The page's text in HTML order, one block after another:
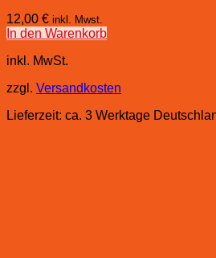
12,00 € inkl. Mwst.
In den Warenkorb
inkl. MwSt.
zzgl. Versandkosten
Lieferzeit: ca. 3 Werktage